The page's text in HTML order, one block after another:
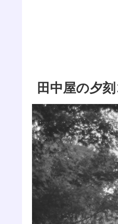
田中屋の夕